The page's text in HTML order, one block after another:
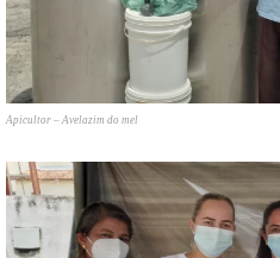
Apicultor – Avelazim do mel